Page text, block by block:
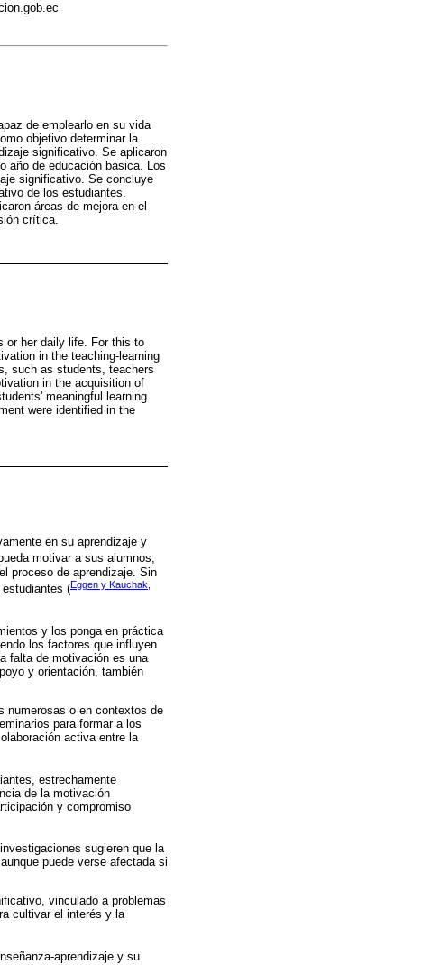
de emplearlo en su vida
objetivo determinar la
significativo. Se aplicaron
año de educación básica. Los
significativo. Se concluye
de los estudiantes.
áreas de mejora en el
crítica.
or her daily life. For this to
in the teaching-learning
such as students, teachers
in the acquisition of
meaningful learning.
were identified in the
en su aprendizaje y
motivar a sus alumnos,
proceso de aprendizaje. Sin
(Eggen y Kauchak,
y los ponga en práctica
los factores que influyen
falta de motivación es una
y orientación, también
numerosas o en contextos de
para formar a los
activa entre la
estrechamente
de la motivación
y compromiso
sugieren que la
puede verse afectada si
vinculado a problemas
cultivar el interés y la
aprendizaje y su